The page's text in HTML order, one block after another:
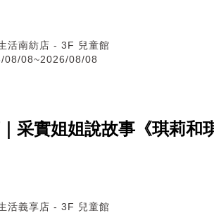
活南紡店 - 3F 兒童館
08/08~2026/08/08
采實姐姐說故事《琪莉和
活義享店 - 3F 兒童館